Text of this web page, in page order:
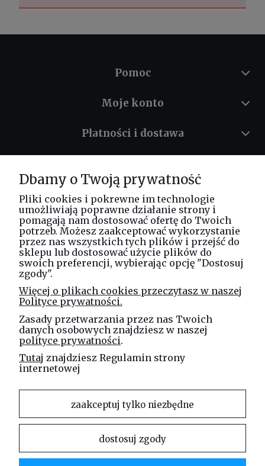
Pomoc
Moje konto
Płatności i dostawa
O nas
Masz pytania? Zadzwoń!
tel. kom. 730 994 188
Spółka Jawna
ul. Technologiczna 44
35-213 Rzeszów
e-mail
sklep@elinea.com.pl
Właścicielem niniejszej witryny internetowej jest firma Linea Jakubczyk – Kłeczek Spółka
Jawna. Zabrania się kopiowania i rozpowszechniania treści zamieszczonych na stronie bez
Dbamy o Twoją prywatność
Pliki cookies i pokrewne im technologie
umożliwiają poprawne działanie strony i
pomagają nam dostosować ofertę do Twoich
potrzeb. Możesz zaakceptować wykorzystanie
przez nas wszystkich tych plików i przejść do
sklepu lub dostosować użycie plików do
swoich preferencji, wybierając opcję "Dostosuj
zgody".
Więcej o plikach cookies przeczytasz w naszej
Polityce prywatności.
Zasady przetwarzania przez nas Twoich
danych osobowych znajdziesz w naszej
polityce prywatności.
Tutaj znajdziesz Regulamin strony
internetowej
zaakceptuj tylko niezbędne
dostosuj zgody